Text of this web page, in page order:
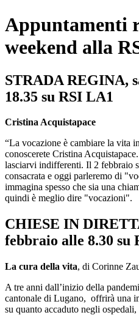
Appuntamenti
weekend alla
STRADA REGINA,
18.35 su RSI LA1
Cristina Acquistapace
“La vocazione è cambiare la vita
conoscerete Cristina
lasciarvi indifferenti. Il 2 febbraio
consacrata e oggi parleremo di
immagina spesso che sia una
quindi è meglio dire "vocazioni".
CHIESE IN
febbraio alle 8.30 su
La cura della vita, di Corinne
A tre anni dall’inizio della
cantonale di Lugano, offrirà una
su quanto accaduto negli